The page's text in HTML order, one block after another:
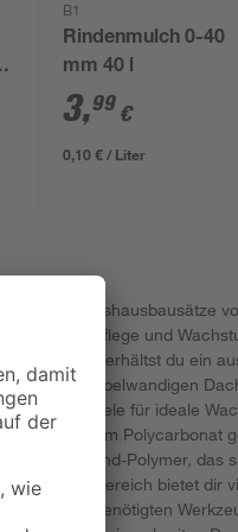
B1
Rindenmulch 0-40
mm 40 l
3,99 €
0,10 € / Liter
Gewächshausbausätze
für Pflege und
erhältst du ein
doppelwandigen
Wandpaneele für ideale
geschütztem Polycarbonat
High-End-Polymer, das
Arbeitsbereich bietet dir
und die benötigten